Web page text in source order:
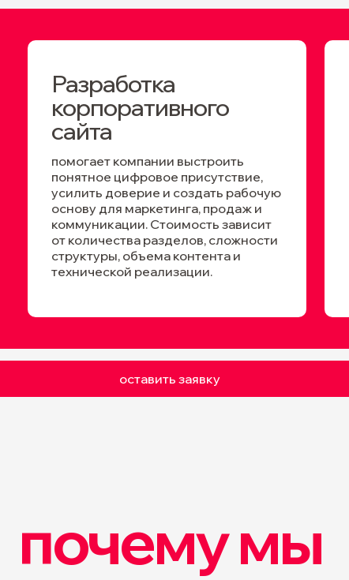
Разработка
корпоративного
сайта
помогает компании выстроить
понятное цифровое присутствие,
усилить доверие и создать рабочую
основу для маркетинга, продаж и
коммуникации. Стоимость зависит
от количества разделов, сложности
структуры, объема контента и
технической реализации.
оставить заявку
почему мы